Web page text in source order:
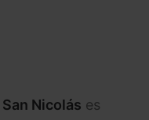
Nicolás es